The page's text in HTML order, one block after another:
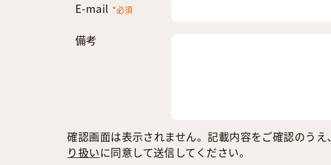
E-mail *必須
備考
確認画面は表示されません。記載内容をご確認のうえ、
り扱いに同意して送信してください。